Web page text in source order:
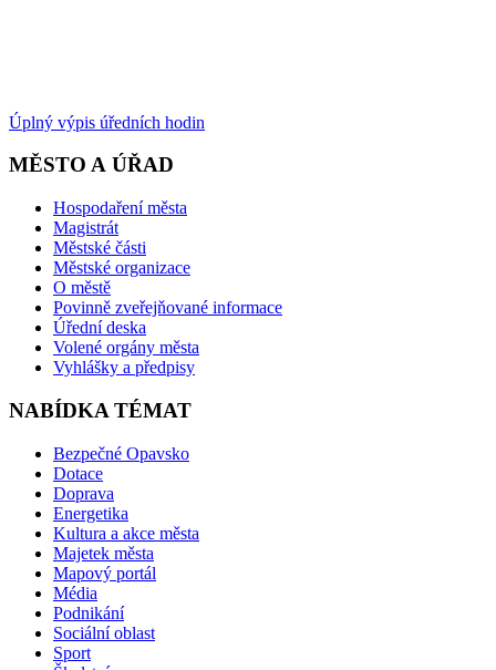
Úplný výpis úředních hodin
MĚSTO A ÚŘAD
Hospodaření města
Magistrát
Městské části
Městské organizace
O městě
Povinně zveřejňované informace
Úřední deska
Volené orgány města
Vyhlášky a předpisy
NABÍDKA TÉMAT
Bezpečné Opavsko
Dotace
Doprava
Energetika
Kultura a akce města
Majetek města
Mapový portál
Média
Podnikání
Sociální oblast
Sport